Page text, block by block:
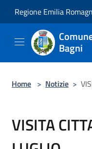
Regione Emilia
Bagni
Home > Notizie >
VISITA